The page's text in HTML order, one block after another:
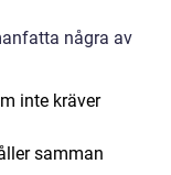
några av
inte kräver
samman